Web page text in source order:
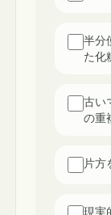
半分
た化
古い
の重
片方
現実